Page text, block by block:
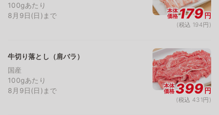
100gあたり
8月9日(日)まで
本体
価格179円
(税込 194円)
牛切り落とし（肩バラ）
国産
100gあたり
8月9日(日)まで
本体
価格399円
(税込 431円)